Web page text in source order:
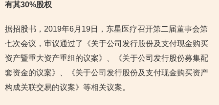
有其30%股权
据招股书，2019年6月19日，东星医疗召开第二届董事会第
七次会议，审议通过了《关于公司发行股份及支付现金购买
资产暨重大资产重组的议案》、《关于公司发行股份募集配
套资金的议案》、《关于公司发行股份及支付现金购买资产
构成关联交易的议案》等相关议案。